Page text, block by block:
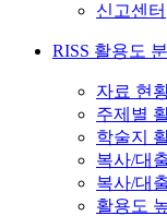
신고센터
RISS 활용도
자료 현
주제별
학술지
복사/대
복사/대
활용도